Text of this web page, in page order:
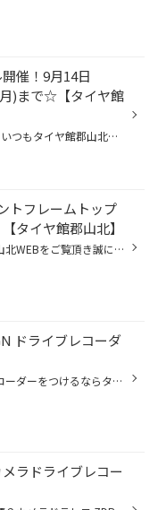
催！9月14日
)まで☆【タイヤ館
こんにちは(⁎ᴗ͈ˬᴗ͈⁎) いつもタイヤ館郡山北WEBをご覧いただきましてありがとうございます！ 本日から始まりました、【在庫一掃セール】！！ ブリヂストンタイヤ旧製造年品・旧モデルのアウトレットタイヤがとってもお買い得！ 店頭にないサイズもお探しいたします！！ ※サイズによっては売り切れの...
トフレームトップ
タイヤ館郡山北】
いつもタイヤ館郡山北WEBをご覧頂き誠にありがとうございます！ 本日はホンダのN-WGNに補強パーツの『フロントフレームトップバー』の取付を行いました！ 車の補強パーツでフレーム先端のバンパーホースメントの代わりに装着し フレームの動きを抑制・捩じれ剛性を向上させる ⭐︎⭐︎『フロントフレ...
ドライブレコーダ
郡山でドライブレコーダーをつけるならタイヤ館郡山北！ いつもタイヤ館郡山北のWEBをご覧いただきありがとうございます 今回はホンダ N-WGNにドライブレコーダーの取り付けを行いました 今回取り付けたドライブレコーダーは スタッフ一押し！コムテックのZDR０３５です！ 広い画角と強力なHDR補正...
ラドライブレコー